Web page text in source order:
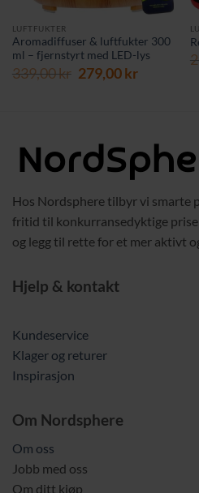
LUFTFUKTER
Aromadiffuser & luftfukter 300
ml – fjernstyrt med LED-lys
339,00kr Opprinnelig
279,00kr
Hos Nordsphere tilbyr vi smarte
fritid til konkurransedyktige
og legg til rette for et mer aktivt
Hjelp & kontakt
Kundeservice
Klager og returer
Inspirasjon
Om Nordsphere
Om oss
Jobb med oss
Om ditt kjøp